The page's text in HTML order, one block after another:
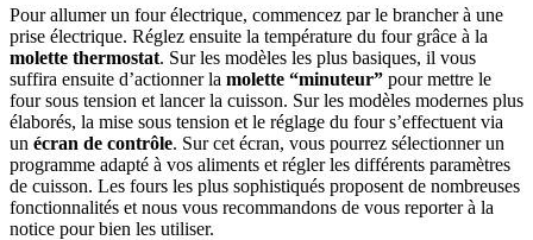
Pour allumer un four électrique, commencez par le brancher à une
prise électrique. Réglez ensuite la température du four grâce à la
molette thermostat. Sur les modèles les plus basiques, il vous
suffira ensuite d’actionner la molette “minuteur” pour mettre le
four sous tension et lancer la cuisson. Sur les modèles modernes plus
élaborés, la mise sous tension et le réglage du four s’effectuent via
un écran de contrôle. Sur cet écran, vous pourrez sélectionner un
programme adapté à vos aliments et régler les différents paramètres
de cuisson. Les fours les plus sophistiqués proposent de nombreuses
fonctionnalités et nous vous recommandons de vous reporter à la
notice pour bien les utiliser.